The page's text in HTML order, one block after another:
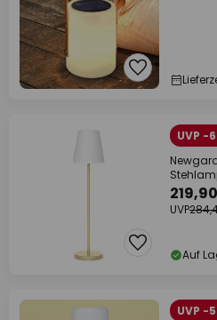
UVP -
UVP
Auf
UVP -